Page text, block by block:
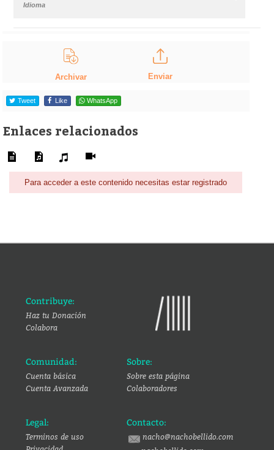
Idioma
Archivar Enviar
Tweet Like WhatsApp
Enlaces relacionados
Para acceder a este contenido necesitas estar registrado
Contribuye:
Haz tu Donación
Colabora
Comunidad:
Cuenta básica
Cuenta Avanzada
Sobre:
Sobre esta página
Colaboradores
Legal:
Terminos de uso
Contacto:
nacho@nachobellido.com